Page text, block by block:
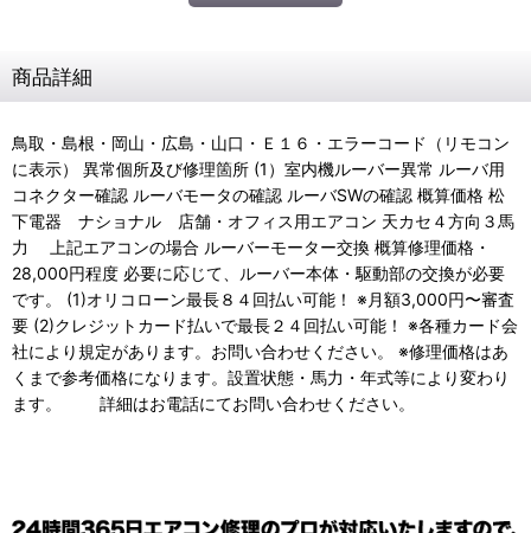
商品詳細
鳥取・島根・岡山・広島・山口・Ｅ１６・エラーコード（リモコン
に表示） 異常個所及び修理箇所 (1）室内機ルーバー異常 ルーバ用
コネクター確認 ルーバモータの確認 ルーバSWの確認 概算価格 松
下電器 ナショナル 店舗・オフィス用エアコン 天カセ４方向３馬
力 上記エアコンの場合 ルーバーモーター交換 概算修理価格・
28,000円程度 必要に応じて、ルーバー本体・駆動部の交換が必要
です。 (1)オリコローン最長８４回払い可能！ ※月額3,000円〜審査
要 (2)クレジットカード払いで最長２４回払い可能！ ※各種カード会
社により規定があります。お問い合わせください。 ※修理価格はあ
くまで参考価格になります。設置状態・馬力・年式等により変わり
ます。 詳細はお電話にてお問い合わせください。